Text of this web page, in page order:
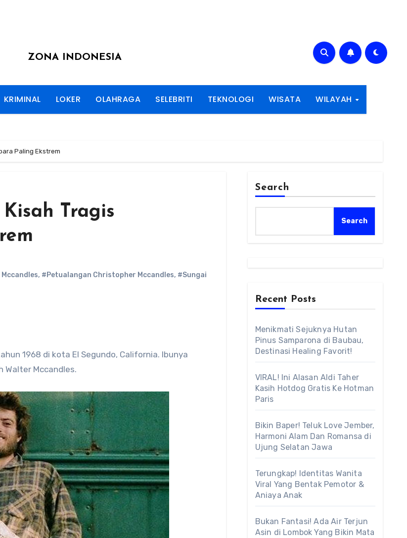
ZONA INDONESIA
KRIMINAL LOKER OLAHRAGA SELEBRITI TEKNOLOGI WISATA WILAYAH
Paling Ekstrem
Tragis
, #Petualangan Christopher Mccandles, #Sungai
1968 di kota El Segundo, California. Ibunya
Walter Mccandles.
Search
Search
Recent Posts
Menikmati Sejuknya Hutan
Pinus Samparona di Baubau,
Destinasi Healing Favorit!
VIRAL! Ini Alasan Aldi Taher
Kasih Hotdog Gratis Ke Hotman
Paris
Bikin Baper! Teluk Love Jember,
Harmoni Alam Dan Romansa di
Ujung Selatan Jawa
Terungkap! Identitas Wanita
Viral Yang Bentak Pemotor &
Aniaya Anak
Bukan Fantasi! Ada Air Terjun
Asin di Lombok Yang Bikin Mata